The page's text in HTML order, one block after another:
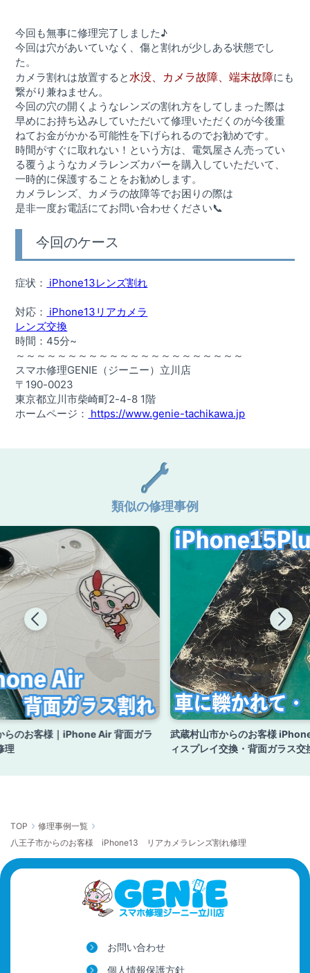
今回も無事に修理完了しました♪
今回は穴があいていなく、傷と割れが少しある状態でし
た。
カメラ割れは放置すると水没、カメラ故障、端末故障にも
繋がり兼ねません。
今回の穴の開くようなレンズの割れ方をしてしまった際は
早めにお持ち込みしていただいて修理いただくのが今後重
ねてお金がかかる可能性を下げられるのでお勧めです。
時間がすぐに取れない！という方は、電気屋さん売ってい
る覆うようなカメラレンズカバーを購入していただいて、
一時的に保護することをお勧めします。
カメラレンズ、カメラの故障等でお困りの際は
是非一度お電話にてお問い合わせください📞
今回のケース
症状： iPhone13レンズ割れ
対応： iPhone13リアカメラ
レンズ交換
時間：45分~
～～～～～～～～～～～～～～～～～～～～～～
スマホ修理GENIE（ジーニー）立川店
〒190-0023
東京都立川市柴崎町2-4-8 1階
ホームページ： https://www.genie-tachikawa.jp
類似の修理事例
らのお客様｜iPhone Air 背面ガラ
理
武蔵村山市からのお客様
ィスプレイ交換・背面ガラス交
TOP
修理事例一覧
八王子市からのお客様 iPhone13 リアカメラレンズ割れ修理
お問い合わせ
個人情報保護方針